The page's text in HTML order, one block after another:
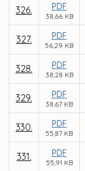
326. PDF
38,66 KB
327. PDF
56,29 KB
328. PDF
38,28 KB
329. PDF
38,67 KB
330. PDF
55,87 KB
331. PDF
55,91 KB